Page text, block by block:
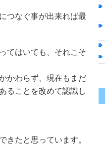
つなぐ事が出来れば最
てはいても、それこそ
かわらず、現在もまだ
ることを改めて認識し
きたと思っています。